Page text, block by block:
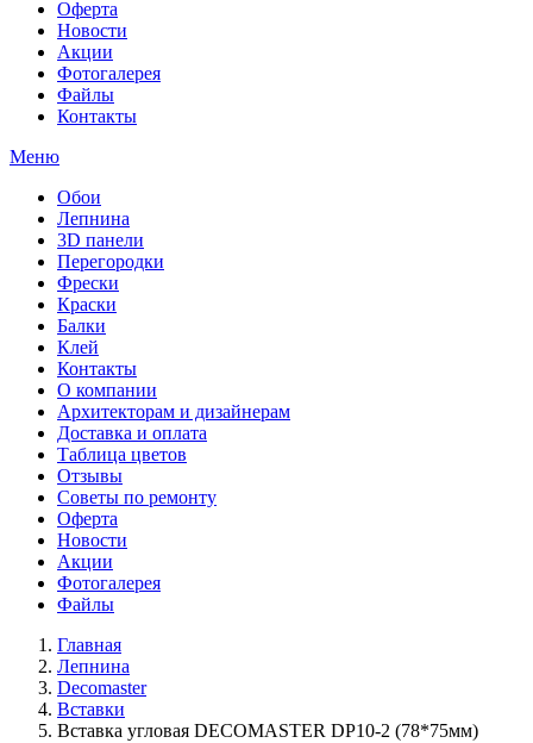
Оферта
Новости
Акции
Фотогалерея
Файлы
Контакты
Меню
Обои
Лепнина
3D панели
Перегородки
Фрески
Краски
Балки
Клей
Контакты
О компании
Архитекторам и дизайнерам
Доставка и оплата
Таблица цветов
Отзывы
Советы по ремонту
Оферта
Новости
Акции
Фотогалерея
Файлы
Главная
Лепнина
Decomaster
Вставки
Вставка угловая DECOMASTER DP10-2 (78*75мм)